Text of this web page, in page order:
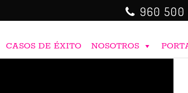
960 500
CASOS DE ÉXITO NOSOTROS